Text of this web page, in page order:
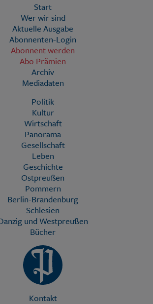
Start
Wer wir sind
Aktuelle Ausgabe
Abonnenten-Login
Abonnent werden
Abo Prämien
Archiv
Mediadaten
Politik
Kultur
Wirtschaft
Panorama
Gesellschaft
Leben
Geschichte
Ostpreußen
Pommern
Berlin-Brandenburg
Schlesien
und Westpreußen
Bücher
Kontakt